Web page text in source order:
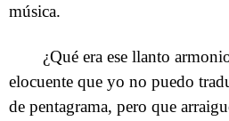
música.
¿Qué era ese llanto
elocuente que yo no puedo
de pentagrama, pero que